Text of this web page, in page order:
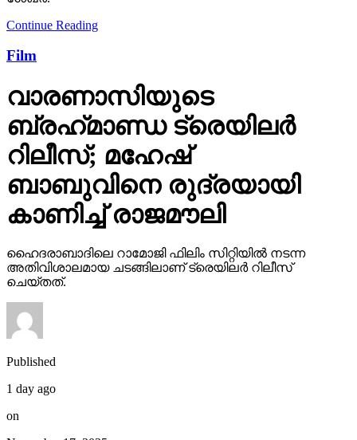
Continue Reading
Film
വാരണാസിയുടെ
ബ്രഹ്‌മാണ്ഡ ട്രെയിലര്‍
റിലീസ്; മഹേഷ്
ബാബുവിനെ രുദ്രയായി
കാണിച്ച് രാജമൗലി
ഹൈദരാബാദിലെ റാമോജി ഫിലിം സിറ്റിയില്‍ നടന്ന
അതിവിശാലമായ ചടങ്ങിലാണ് ട്രെയിലര്‍ റിലീസ്
ചെയ്തത്.
Published
1 day ago
on